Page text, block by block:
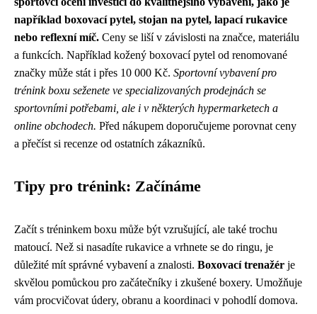
například boxovací pytel, stojan na pytel, lapací rukavice
nebo reflexní míč. Ceny se liší v závislosti na značce, materiálu
a funkcích. Například kožený boxovací pytel od renomované
značky může stát i přes 10 000 Kč. Sportovní vybavení pro
trénink boxu seženete ve specializovaných prodejnách se
sportovními potřebami, ale i v některých hypermarketech a
online obchodech. Před nákupem doporučujeme porovnat ceny
a přečíst si recenze od ostatních zákazníků.
Tipy pro trénink: Začínáme
Začít s tréninkem boxu může být vzrušující, ale také trochu
matoucí. Než si nasadíte rukavice a vrhnete se do ringu, je
důležité mít správné vybavení a znalosti. Boxovací trenažér je
skvělou pomůckou pro začátečníky i zkušené boxery. Umožňuje
vám procvičovat údery, obranu a koordinaci v pohodlí domova.